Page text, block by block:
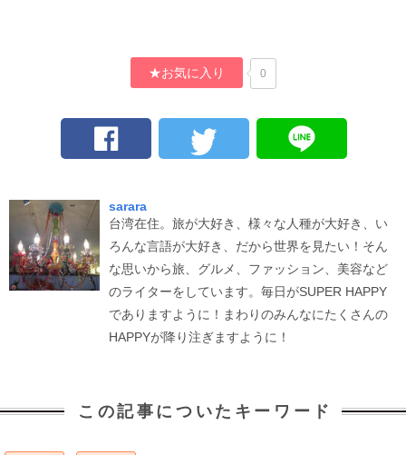
★お気に入り 0
sarara
台湾在住。旅が大好き、様々な人種が大好き、い
ろんな言語が大好き、だから世界を見たい！そん
な思いから旅、グルメ、ファッション、美容など
のライターをしています。毎日がSUPER HAPPY
でありますように！まわりのみんなにたくさんの
HAPPYが降り注ぎますように！
この記事についたキーワード